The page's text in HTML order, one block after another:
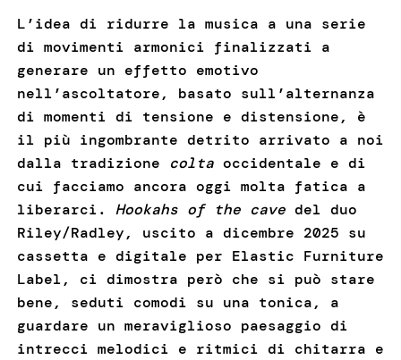
L’idea di ridurre la musica a una serie
di movimenti armonici finalizzati a
generare un effetto emotivo
nell’ascoltatore, basato sull’alternanza
di momenti di tensione e distensione, è
il più ingombrante detrito arrivato a noi
dalla tradizione
coltaoccidentale e di
cui facciamo ancora oggi molta fatica a
liberarci. Hookahs of the cavedel duo
Riley/Radley, uscito a dicembre 2025 su
cassetta e digitale per Elastic Furniture
Label, ci dimostra però che si può stare
bene, seduti comodi su una tonica, a
guardare un meraviglioso paesaggio di
intrecci melodici e ritmici di chitarra e